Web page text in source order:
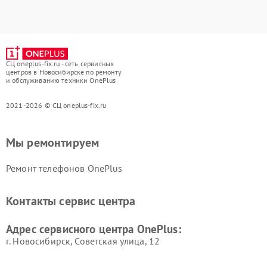
СЦ oneplus-fix.ru - сеть сервисных
центров в Новосибирске по ремонту
и обслуживанию техники OnePlus
2021-2026 © СЦ oneplus-fix.ru
Мы ремонтируем
Ремонт телефонов OnePlus
Контакты сервис центра
Адрес сервисного центра OnePlus:
г. Новосибирск, Советская улица, 12